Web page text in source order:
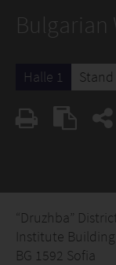
Bulgarian
Halle 1
“Druzhba”
Institute Building
BG 1592 Sofia